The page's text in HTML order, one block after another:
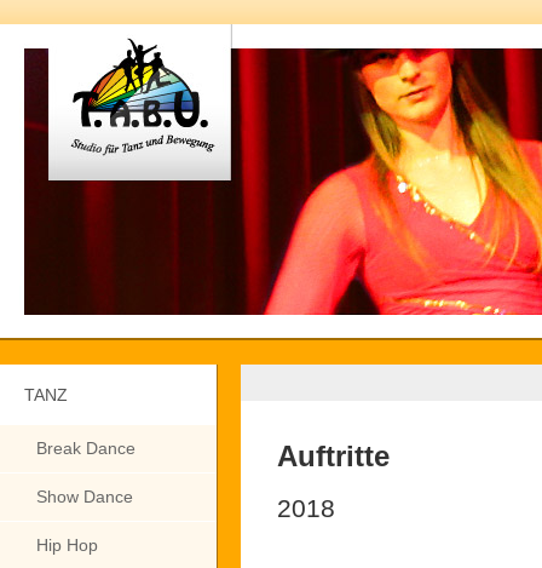
TANZ
Break Dance
Show Dance
Hip Hop
Auftritte
2018